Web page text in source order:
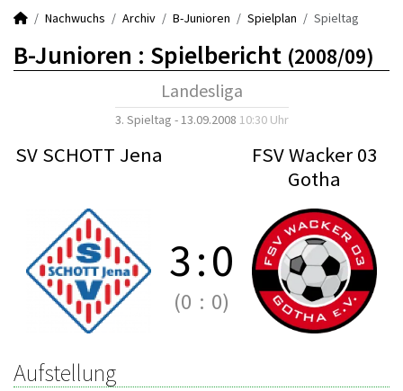
Nachwuchs Archiv B-Junioren Spielplan Spieltag
B-Junioren : Spielbericht (2008/09)
Landesliga
3. Spieltag - 13.09.2008 10:30 Uhr
SV SCHOTT Jena
FSV Wacker 03
Gotha
3:0
(0 : 0)
Aufstellung